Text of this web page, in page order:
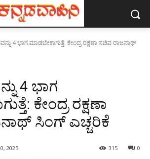
4 ಭಾಗ ಮಾಡಬೇಕಾಗುತ್ತೆ: ಕೇಂದ್ರ ರಕ್ಷಣಾ ಸಚಿವ ರಾಜನಾಥ್
4 ಭಾಗ
ಕೇಂದ್ರ ರಕ್ಷಣಾ
ಸಿಂಗ್ ಎಚ್ಚರಿಕೆ
2025 0
315